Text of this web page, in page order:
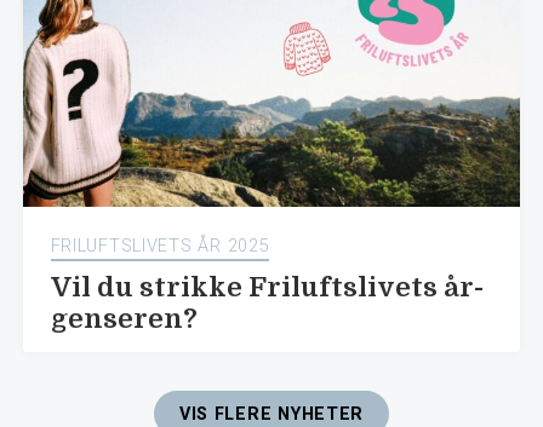
FRILUFTSLIVETS ÅR 2025
Vil du strikke Friluftslivets år-
genseren?
VIS FLERE NYHETER